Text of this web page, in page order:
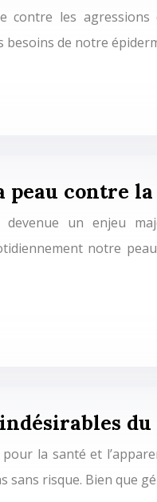
les agressions
besoins de notre
peau contre
un enjeu
notre
la santé et
sans risque. Bien que